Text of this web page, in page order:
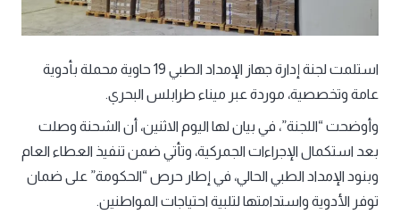
استلمت لجنة إدارة جهاز الإمداد الطبي 19 حاوية محملة بأدوية
عامة وتخصصية، موردة عبر ميناء طرابلس البحري.
وأوضحت “اللجنة”، في بيان لها اليوم الاثنين، أن الشحنة وصلت
بعد استكمال الإجراءات الجمركية، وتأتي ضمن تنفيذ العطاء العام
وبنود الإمداد الطبي الحالي، في إطار حرص “الحكومة” على ضمان
توفر الأدوية واستدامتها لتلبية احتياجات المواطنين.